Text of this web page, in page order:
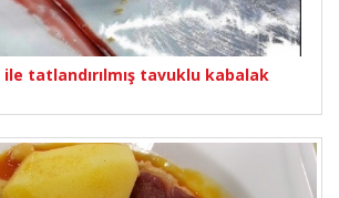
tatlandırılmış tavuklu kabalak